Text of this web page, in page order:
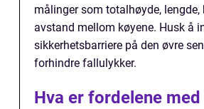
målinger som totalhøyde, lengde,
avstand mellom køyene. Husk å
sikkerhetsbarriere på den øvre
forhindre fallulykker.
Hva er fordelene